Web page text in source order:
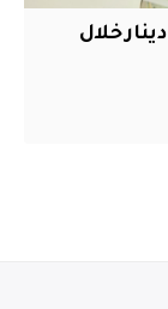
خلال